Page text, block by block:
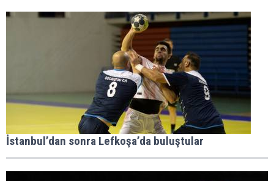
İstanbul’dan sonra Lefkoşa’da buluştular